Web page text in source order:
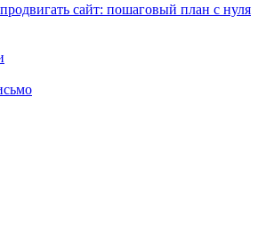
сайт: пошаговый план с нуля